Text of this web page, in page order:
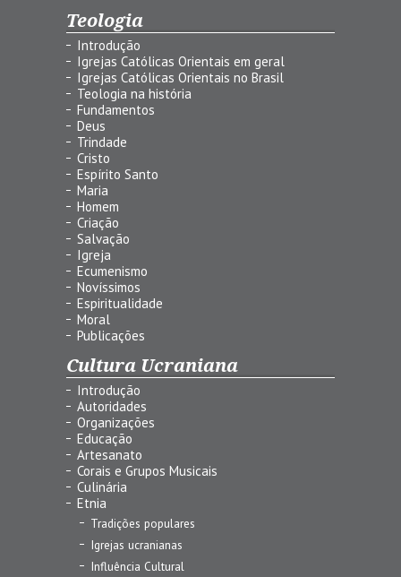
Teologia
Introdução
Igrejas Católicas Orientais em geral
Igrejas Católicas Orientais no Brasil
Teologia na história
Fundamentos
Deus
Trindade
Cristo
Espírito Santo
Maria
Homem
Criação
Salvação
Igreja
Ecumenismo
Novíssimos
Espiritualidade
Moral
Publicações
Cultura Ucraniana
Introdução
Autoridades
Organizações
Educação
Artesanato
Corais e Grupos Musicais
Culinária
Etnia
Tradições populares
Igrejas ucranianas
Influência Cultural